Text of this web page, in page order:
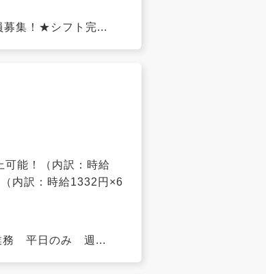
募集！★シフト完...
能！（内訳：時給
内訳：時給1332円×6
務 平日のみ 週...